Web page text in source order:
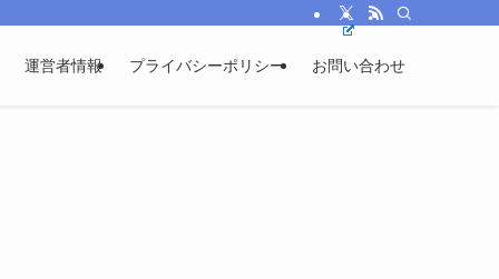
運営者情報 プライバシーポリシー お問い合わせ